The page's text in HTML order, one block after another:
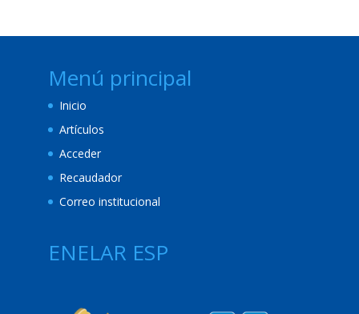
Menú principal
Inicio
Artículos
Acceder
Recaudador
Correo institucional
ENELAR ESP